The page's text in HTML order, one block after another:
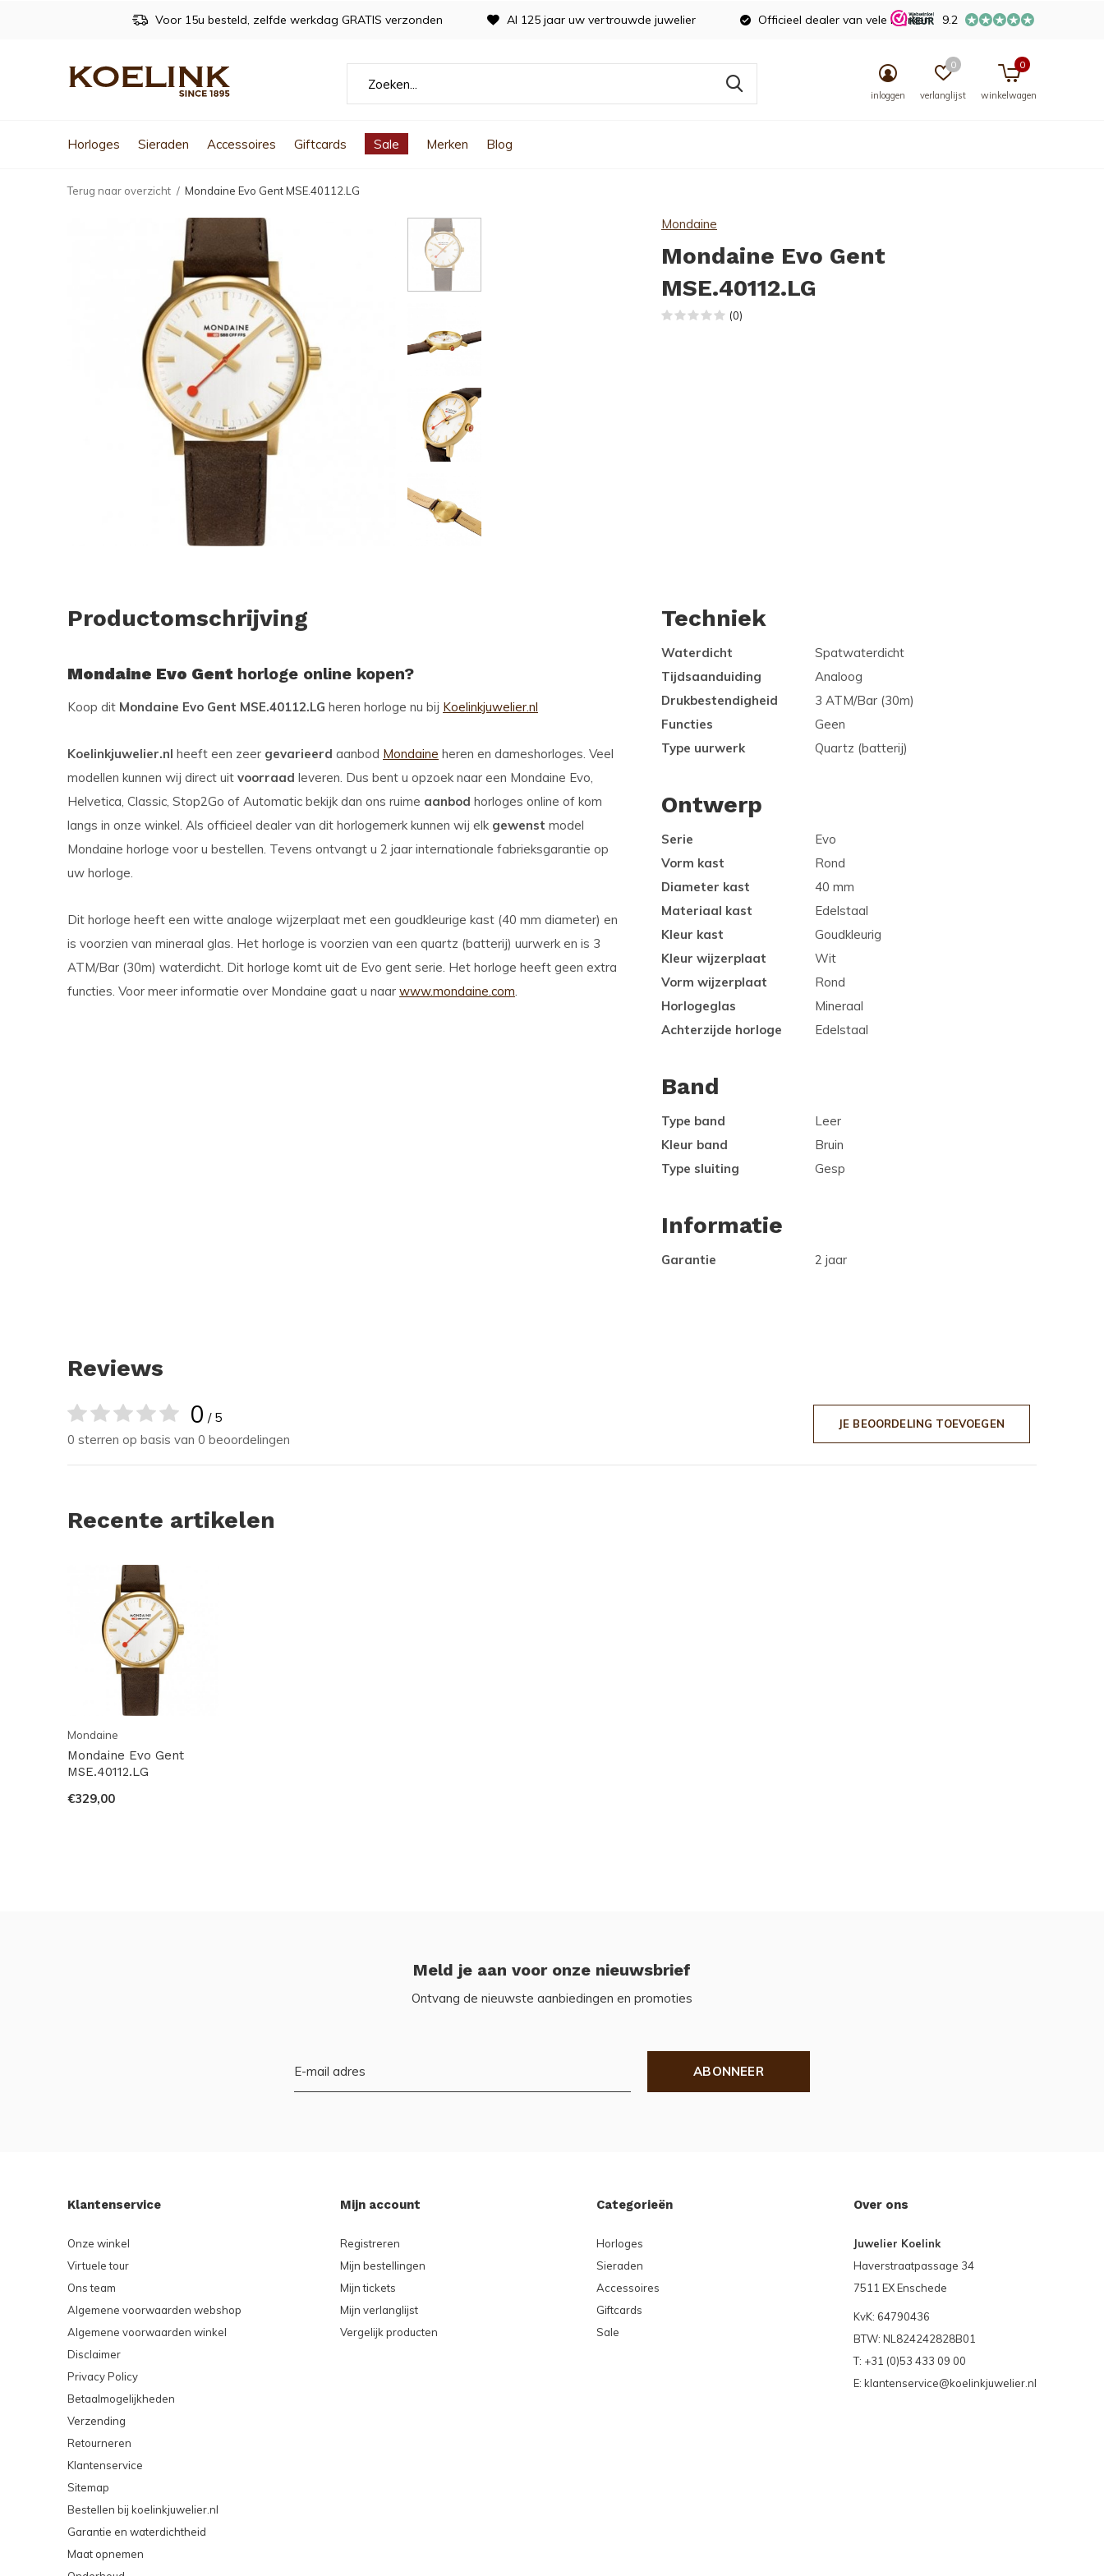
Horloges Sieraden Accessoires Giftcards Sale Merken Blog
inloggen verlanglijst
0
winkelwagen
0
Voor 15u besteld, zelfde werkdag GRATIS verzonden Al 125 jaar uw vertrouwde juwelier Officieel dealer van vele merken 9.2
Terug naar overzicht Mondaine Evo Gent MSE.40112.LG
Mondaine
Mondaine Evo Gent
MSE.40112.LG
(0)
Productomschrijving
Mondaine Evo Gent horloge online kopen?
Koop dit Mondaine Evo Gent MSE.40112.LG heren horloge nu bij Koelinkjuwelier.nl
Koelinkjuwelier.nl heeft een zeer gevarieerd aanbod Mondaine heren en dameshorloges. Veel
modellen kunnen wij direct uit voorraad leveren. Dus bent u opzoek naar een Mondaine Evo,
Helvetica, Classic, Stop2Go of Automatic bekijk dan ons ruime aanbod horloges online of kom
langs in onze winkel. Als officieel dealer van dit horlogemerk kunnen wij elk gewenst model
Mondaine horloge voor u bestellen. Tevens ontvangt u 2 jaar internationale fabrieksgarantie op
uw horloge.
Dit horloge heeft een witte analoge wijzerplaat met een goudkleurige kast (40 mm diameter) en
is voorzien van mineraal glas. Het horloge is voorzien van een quartz (batterij) uurwerk en is 3
ATM/Bar (30m) waterdicht. Dit horloge komt uit de Evo gent serie. Het horloge heeft geen extra
functies. Voor meer informatie over Mondaine gaat u naar www.mondaine.com.
Techniek
Waterdicht
Spatwaterdicht
Tijdsaanduiding
Analoog
Drukbestendigheid
3 ATM/Bar (30m)
Functies
Geen
Type uurwerk
Quartz (batterij)
Ontwerp
Serie
Evo
Vorm kast
Rond
Diameter kast
40 mm
Materiaal kast
Edelstaal
Kleur kast
Goudkleurig
Kleur wijzerplaat
Wit
Vorm wijzerplaat
Rond
Horlogeglas
Mineraal
Achterzijde horloge
Edelstaal
Band
Type band
Leer
Kleur band
Bruin
Type sluiting
Gesp
Informatie
Garantie 2 jaar
Reviews
0 / 5
0 sterren op basis van 0 beoordelingen
JE BEOORDELING TOEVOEGEN
Recente artikelen
Mondaine
Mondaine Evo Gent
MSE.40112.LG
€329,00
Meld je aan voor onze nieuwsbrief
Ontvang de nieuwste aanbiedingen en promoties
ABONNEER
Klantenservice
Onze winkel
Virtuele tour
Ons team
Algemene voorwaarden webshop
Algemene voorwaarden winkel
Disclaimer
Privacy Policy
Betaalmogelijkheden
Verzending
Retourneren
Klantenservice
Sitemap
Bestellen bij koelinkjuwelier.nl
Garantie en waterdichtheid
Maat opnemen
Mijn account
Registreren
Mijn bestellingen
Mijn tickets
Mijn verlanglijst
Vergelijk producten
Categorieën
Horloges
Sieraden
Accessoires
Giftcards
Sale
Over ons
Juwelier Koelink
Haverstraatpassage 34
7511 EX Enschede
KvK: 64790436
BTW: NL824242828B01
T: +31 (0)53 433 09 00
E: klantenservice@koelinkjuwelier.nl